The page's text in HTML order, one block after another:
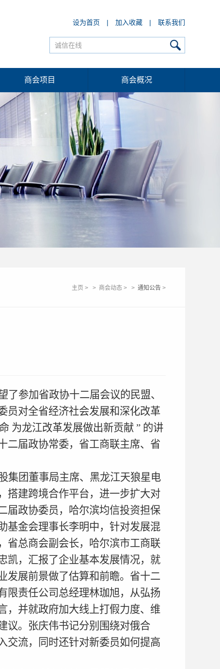
设为首页 | 加入收藏 | 联系我们
商会项目 商会概况
主页 > > 商会动态 > > 通知公告 >
参加省政协十二届会议的民盟、
员对全省经济社会发展和深化改革
为龙江改革发展做出新贡献 ” 的讲
二届政协常委，省工商联主席、省
集团董事局主席、黑龙江天狼星电
搭建跨境合作平台，进一步扩大对
届政协委员，哈尔滨均信投资担保
基金会理事长李明中，针对发展混
省总商会副会长，哈尔滨市工商联
凯，汇报了企业基本发展情况，就
发展前景做了估算和前瞻。省十二
限责任公司总经理林珈旭，从弘扬
，并就政府加大线上打假力度、维
议。张庆伟书记分别围绕对俄合
交流，同时还针对新委员如何提高